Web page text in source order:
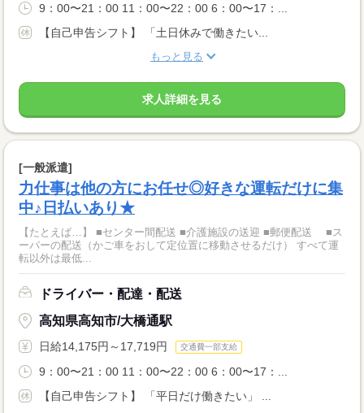
9：00〜21：00 11：00〜22：00 6：00〜17：...
【自己申告シフト】 「土日休みで働きたい...
もっと見る
求人詳細を見る
[一般派遣]
力仕事は他の方にお任せ◎好きな運転だけに集
中♪日払いあり★
【たとえば…】 ■センター間配送 ■介護施設の送迎 ■郵便配送 ■ス
ーパーの配送（かご車をおして定位置に移動させるだけ） すべて運
転以外は最低...
ドライバー・配達・配送
高知県高知市/大橋通駅
日給14,175円～17,719円 交通費一部支給
9：00〜21：00 11：00〜22：00 6：00〜17：...
【自己申告シフト】 「平日だけ働きたい」 ...